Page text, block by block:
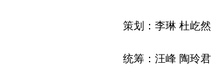
策划：李琳 杜屹然
统筹：汪峰 陶玲君